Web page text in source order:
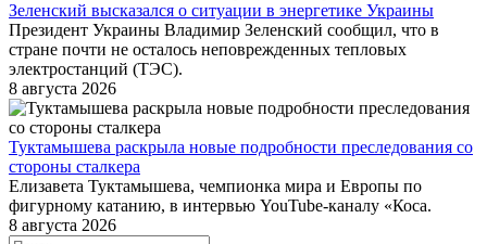
Зеленский высказался о ситуации в энергетике Украины
Президент Украины Владимир Зеленский сообщил, что в
стране почти не осталось неповрежденных тепловых
электростанций (ТЭС).
8 августа 2026
Туктамышева раскрыла новые подробности преследования со
стороны сталкера
Елизавета Туктамышева, чемпионка мира и Европы по
фигурному катанию, в интервью YouTube-каналу «Коса.
8 августа 2026